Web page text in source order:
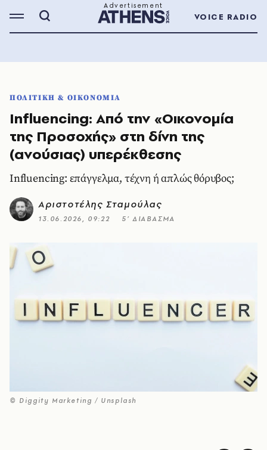
VOICE RADIO
ΠΟΛΙΤΙΚΗ & ΟΙΚΟΝΟΜΙΑ
Influencing: Από την «Οικονομία
της Προσοχής» στη δίνη της
(ανούσιας) υπερέκθεσης
Influencing: επάγγελμα, τέχνη ή απλώς θόρυβος;
Αριστοτέλης Σταμούλας
13.06.2026, 09:22 5’ ΔΙΑΒΑΣΜΑ
© Diggity Marketing / Unsplash